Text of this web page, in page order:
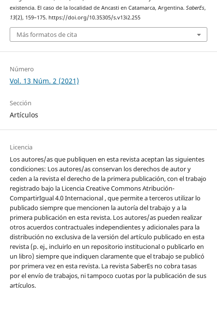
existencia. El caso de la localidad de Ancasti en Catamarca, Argentina. SaberEs,
13(2), 159–175. https://doi.org/10.35305/s.v13i2.255
Más formatos de cita
Número
Vol. 13 Núm. 2 (2021)
Sección
Artículos
Licencia
Los autores/as que publiquen en esta revista aceptan las siguientes
condiciones: Los autores/as conservan los derechos de autor y
ceden a la revista el derecho de la primera publicación, con el trabajo
registrado bajo la Licencia Creative Commons Atribución-
CompartirIgual 4.0 Internacional , que permite a terceros utilizar lo
publicado siempre que mencionen la autoría del trabajo y a la
primera publicación en esta revista. Los autores/as pueden realizar
otros acuerdos contractuales independientes y adicionales para la
distribución no exclusiva de la versión del artículo publicado en esta
revista (p. ej., incluirlo en un repositorio institucional o publicarlo en
un libro) siempre que indiquen claramente que el trabajo se publicó
por primera vez en esta revista. La revista SaberEs no cobra tasas
por el envío de trabajos, ni tampoco cuotas por la publicación de sus
artículos.